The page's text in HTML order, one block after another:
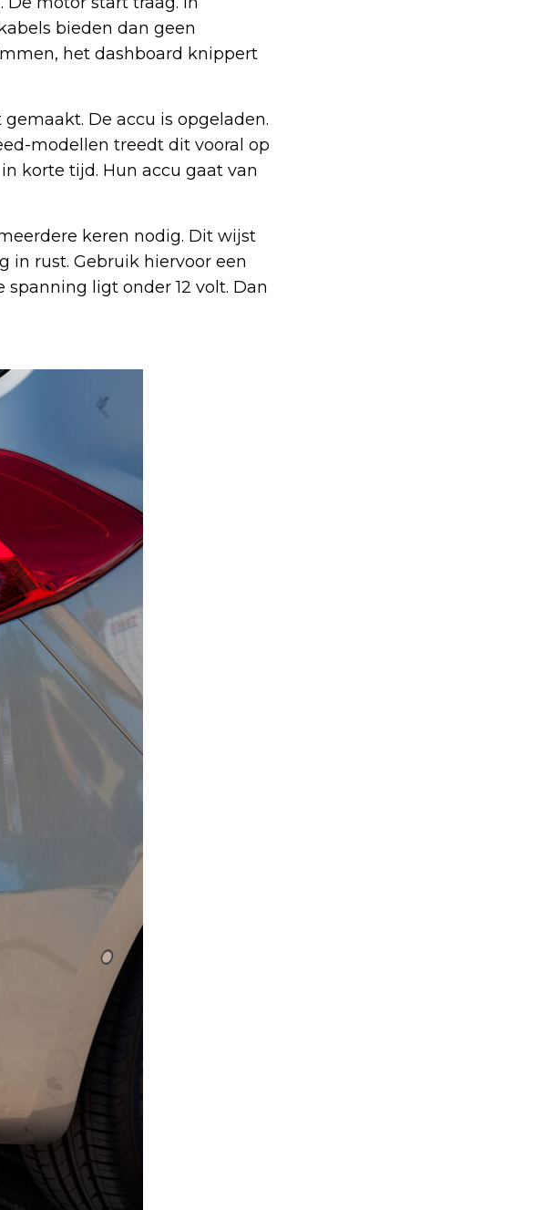
bieden dan geen
het dashboard knippert
De accu is opgeladen.
modellen treedt dit vooral op
korte tijd. Hun accu gaat van
keren nodig. Dit wijst
in rust. Gebruik hiervoor een
ligt onder 12 volt. Dan